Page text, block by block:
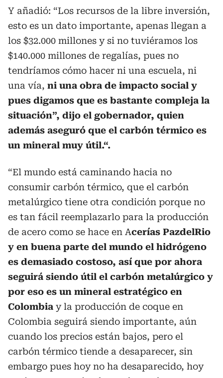
Y añadió: “Los recursos de la libre inversión,
esto es un dato importante, apenas llegan a
los $32.000 millones y si no tuviéramos los
$140.000 millones de regalías, pues no
tendríamos cómo hacer ni una escuela, ni
una vía, ni una obra de impacto social y
pues digamos que es bastante compleja la
situación”, dijo el gobernador, quien
además aseguró que el carbón térmico es
un mineral muy útil.“.
“El mundo está caminando hacia no
consumir carbón térmico, que el carbón
metalúrgico tiene otra condición porque no
es tan fácil reemplazarlo para la producción
de acero como se hace en Acerías PazdelRio
y en buena parte del mundo el hidrógeno
es demasiado costoso, así que por ahora
seguirá siendo útil el carbón metalúrgico y
por eso es un mineral estratégico en
Colombia y la producción de coque en
Colombia seguirá siendo importante, aún
cuando los precios están bajos, pero el
carbón térmico tiende a desaparecer, sin
embargo pues hoy no ha desaparecido, hoy